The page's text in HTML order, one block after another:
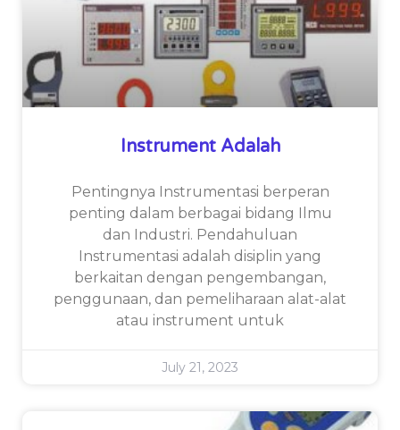
Instrument Adalah
Pentingnya Instrumentasi berperan
penting dalam berbagai bidang Ilmu
dan Industri. Pendahuluan
Instrumentasi adalah disiplin yang
berkaitan dengan pengembangan,
penggunaan, dan pemeliharaan alat-alat
atau instrument untuk
July 21, 2023